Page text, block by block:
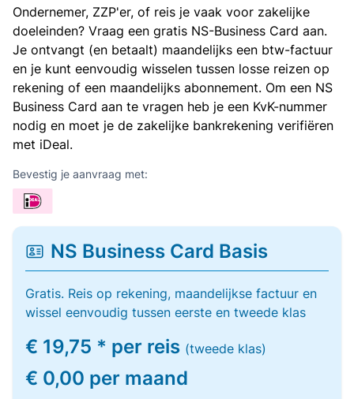
Ondernemer, ZZP'er, of reis je vaak voor zakelijke
doeleinden? Vraag een gratis NS-Business Card aan.
Je ontvangt (en betaalt) maandelijks een btw-factuur
en je kunt eenvoudig wisselen tussen losse reizen op
rekening of een maandelijks abonnement. Om een NS
Business Card aan te vragen heb je een KvK-nummer
nodig en moet je de zakelijke bankrekening verifiëren
met iDeal.
Bevestig je aanvraag met:
NS Business Card Basis
Gratis. Reis op rekening, maandelijkse factuur en
wissel eenvoudig tussen eerste en tweede klas
€ 19,75 * per reis (tweede klas)
€ 0,00 per maand